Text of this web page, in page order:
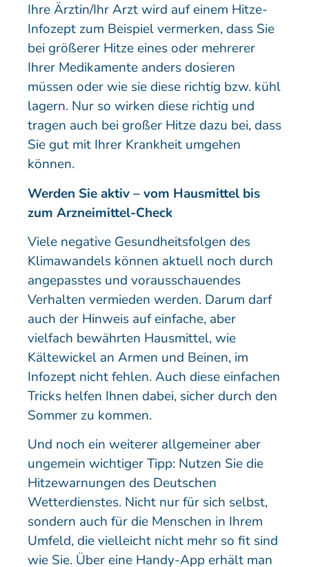
Ihre Ärztin/Ihr Arzt wird auf einem Hitze-
Infozept zum Beispiel vermerken, dass Sie
bei größerer Hitze eines oder mehrerer
Ihrer Medikamente anders dosieren
müssen oder wie sie diese richtig bzw. kühl
lagern. Nur so wirken diese richtig und
tragen auch bei großer Hitze dazu bei, dass
Sie gut mit Ihrer Krankheit umgehen
können.
Werden Sie aktiv – vom Hausmittel bis
zum Arzneimittel-Check
Viele negative Gesundheitsfolgen des
Klimawandels können aktuell noch durch
angepasstes und vorausschauendes
Verhalten vermieden werden. Darum darf
auch der Hinweis auf einfache, aber
vielfach bewährten Hausmittel, wie
Kältewickel an Armen und Beinen, im
Infozept nicht fehlen. Auch diese einfachen
Tricks helfen Ihnen dabei, sicher durch den
Sommer zu kommen.
Und noch ein weiterer allgemeiner aber
ungemein wichtiger Tipp: Nutzen Sie die
Hitzewarnungen des Deutschen
Wetterdienstes. Nicht nur für sich selbst,
sondern auch für die Menschen in Ihrem
Umfeld, die vielleicht nicht mehr so fit sind
wie Sie. Über eine Handy-App erhält man